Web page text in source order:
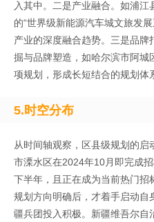
入其中。二是产业融合。如浦江
的“世界级新能源汽车城文旅发
产业的深度融合趋势。三是品
掘与品牌塑造，如哈尔滨市阿城
项规划，形成长短结合的规划体
5. 时空分布
从时间轴观察，区县级规划的
市溧水区在2024年10月即完成
下半年，且正在成为当前热门招
规划方向明确后，才着手启动
疆兵团投入积极。新疆维吾尔